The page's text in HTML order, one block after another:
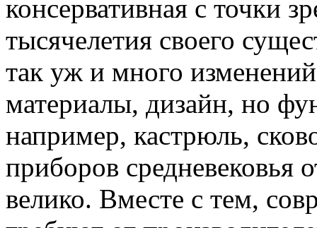
консервативная с точки
тысячелетия своего
так уж и много
материалы, дизайн, но
например, кастрюль,
приборов средневековья
велико. Вместе с тем,